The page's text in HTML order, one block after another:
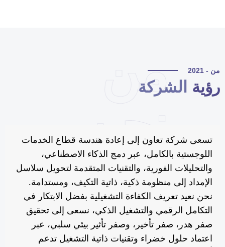
من
نحن
- 2021
الشركة
تسعى شركة تعاون إلى إعادة هندسة قطاع الخدمات
اللوجستية بالكامل، عبر دمج الذكاء الاصطناعي،
والتحليلات الفورية، والتقنيات المتقدمة لتحويل سلاسل
الإمداد إلى منظومة ذكية، ذاتية التكيف، ومستدامة.
نحن نعيد تعريف الكفاءة التشغيلية بفضل الابتكار في
التكامل الرقمي والتشغيل الذكي، نسعى إلى تحقيق
صفر هدر، صفر تأخير، وصفر تأثير بيئي سلبي، عبر
اعتماد حلول خضراء وتقنيات ذاتية التشغيل تدعم